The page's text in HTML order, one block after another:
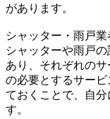
があります。
シャッター・雨戸
シャッターや雨戸
あり、それぞれの
の必要とするサー
ておくことで、自
す。